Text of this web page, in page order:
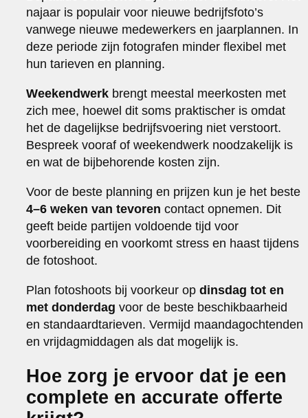
najaar is populair voor nieuwe bedrijfsfoto’s
vanwege nieuwe medewerkers en jaarplannen. In
deze periode zijn fotografen minder flexibel met
hun tarieven en planning.
Weekendwerk brengt meestal meerkosten met
zich mee, hoewel dit soms praktischer is omdat
het de dagelijkse bedrijfsvoering niet verstoort.
Bespreek vooraf of weekendwerk noodzakelijk is
en wat de bijbehorende kosten zijn.
Voor de beste planning en prijzen kun je het beste
4–6 weken van tevoren contact opnemen. Dit
geeft beide partijen voldoende tijd voor
voorbereiding en voorkomt stress en haast tijdens
de fotoshoot.
Plan fotoshoots bij voorkeur opdinsdag tot en
met donderdag voor de beste beschikbaarheid
en standaardtarieven. Vermijd maandagochtenden
en vrijdagmiddagen als dat mogelijk is.
Hoe zorg je ervoor dat je een
complete en accurate offerte